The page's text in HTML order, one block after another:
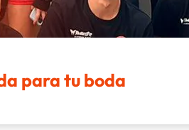
para tu boda